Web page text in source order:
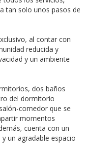
tan solo unos pasos de
al contar con
reducida y
y un ambiente
dos baños
del dormitorio
comedor que se
momentos
cuenta con un
un agradable espacio